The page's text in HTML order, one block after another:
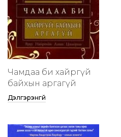
Чамдаа би хайргүй
байхын аргагүй
Дэлгэрэнгүй